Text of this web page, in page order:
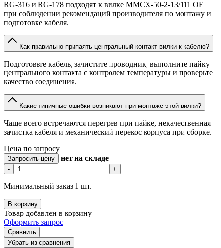
RG-316 и RG-178 подходят к вилке MMCX-50-2-13/111 OE
при соблюдении рекомендаций производителя по монтажу и
подготовке кабеля.
Как правильно припаять центральный контакт вилки к кабелю?
Подготовьте кабель, зачистите проводник, выполните пайку
центрального контакта с контролем температуры и проверьте
качество соединения.
Какие типичные ошибки возникают при монтаже этой вилки?
Чаще всего встречаются перегрев при пайке, некачественная
зачистка кабеля и механический перекос корпуса при сборке.
Цена по запросу
Запросить цену нет на складе
- +
Минимальный заказ 1 шт.
В корзину
Товар добавлен в корзину
Оформить запрос
Сравнить
Убрать из сравнения